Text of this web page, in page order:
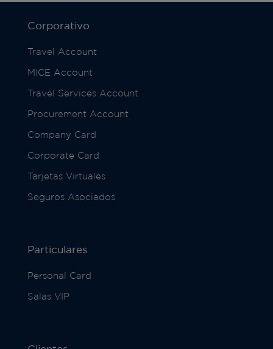
Corporativo
Travel Account
MICE Account
Travel Services Account
Procurement Account
Company Card
Corporate Card
Tarjetas Virtuales
Seguros Asociados
Particulares
Personal Card
Salas VIP